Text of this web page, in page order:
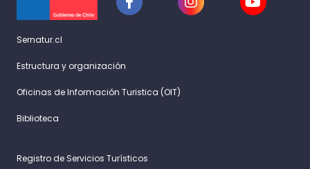
Sernatur.cl
Estructura y organización
Oficinas de Información Turistica (OIT)
Biblioteca
Registro de Servicios Turísticos